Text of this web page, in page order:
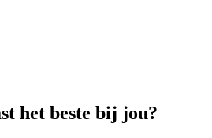
het beste bij jou?